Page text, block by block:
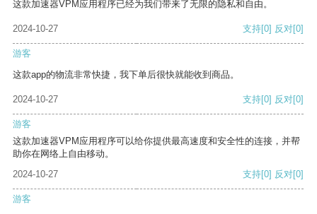
这款加速器VPM应用程序已经为我们带来了无限的隐私和自由。
2024-10-27 支持[0] 反对[0]
游客
这款app的物流非常快捷，我下单后很快就能收到商品。
2024-10-27 支持[0] 反对[0]
游客
这款加速器VPM应用程序可以给你提供最高速度和安全性的连接，并帮
助你在网络上自由移动。
2024-10-27
支持[0] 反对[0]
游客